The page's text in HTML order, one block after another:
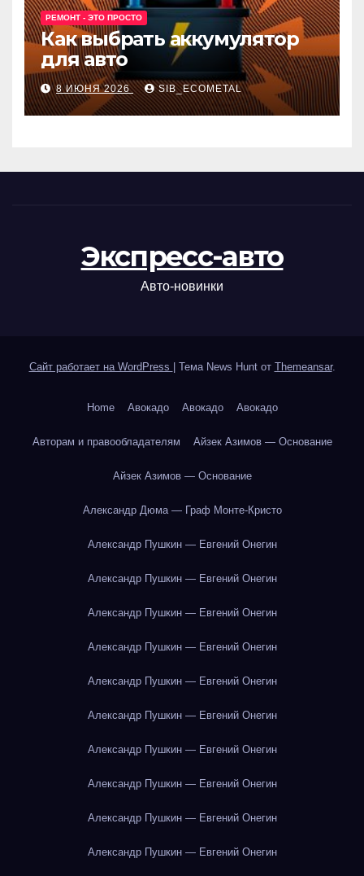
РЕМОНТ - ЭТО ПРОСТО
Как выбрать аккумулятор
для авто
8 ИЮНЯ 2026 SIB_ECOMETAL
Экспресс-авто
Авто-новинки
Сайт работает на WordPress | Тема News Hunt от Themeansar.
Home Авокадо Авокадо Авокадо
Авторам и правообладателям Айзек Азимов — Основание
Айзек Азимов — Основание
Александр Дюма — Граф Монте-Кристо
Александр Пушкин — Евгений Онегин
Александр Пушкин — Евгений Онегин
Александр Пушкин — Евгений Онегин
Александр Пушкин — Евгений Онегин
Александр Пушкин — Евгений Онегин
Александр Пушкин — Евгений Онегин
Александр Пушкин — Евгений Онегин
Александр Пушкин — Евгений Онегин
Александр Пушкин — Евгений Онегин
Александр Пушкин — Евгений Онегин